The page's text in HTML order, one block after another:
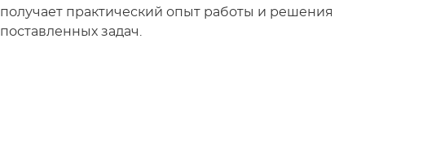
получает практический опыт работы и решения
поставленных задач.